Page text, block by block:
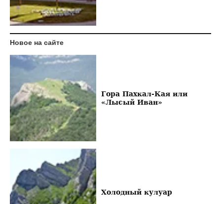
Новое на сайте
Гора Пахкал-Кая или
«Лысый Иван»
Холодный кулуар